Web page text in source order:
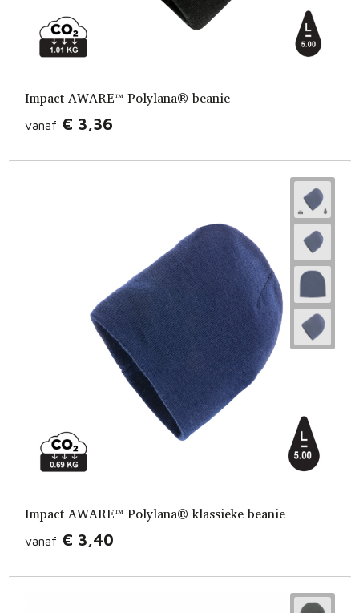
Impact AWARE™ Polylana® beanie
vanaf € 3,36
Impact AWARE™ Polylana® klassieke beanie
vanaf € 3,40